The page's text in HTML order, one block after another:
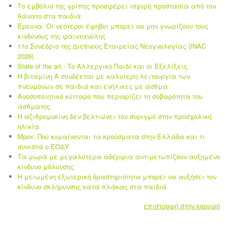
Το εμβόλιο της γρίπης προσφέρει ισχυρή προστασία από τον
θάνατο στα παιδιά
Έρευνα: Οι νεότεροι έφηβοι μπορεί να μην γνωρίζουν τους
κινδύνους της φαιντανύλης
11ο Συνέδριο της Διεθνούς Εταιρείας Νεογνολογίας (INAC
2026)
State of the art - Το Αλλεργικό Παιδί και οι Eξελίξεις
Η βιταμίνη Α συνδέεται με καλύτερη λειτουργία των
πνευμόνων σε παιδιά και ενήλικες με άσθμα
Ανοσοποιητικό κύτταρο που περιορίζει τη σοβαρότητα του
άσθματος
Η αζιθρομυκίνη δεν βελτιώνει τον συριγμό στην προσχολική
ηλικία
Mpox: Πού κυμαίνονται τα κρούσματα στην Ελλάδα και τι
συνιστά ο ΕΟΔΥ
Τα μωρά με μεγαλύτερα αδέρφια αντιμετωπίζουν αυξημένο
κίνδυνο μόλυνσης
Η μειωμένη εξωτερική δραστηριότητα μπορεί να αυξήσει τον
κίνδυνο σκλήρυνσης κατά πλάκας στα παιδιά
επιστροφή στην κορυφή